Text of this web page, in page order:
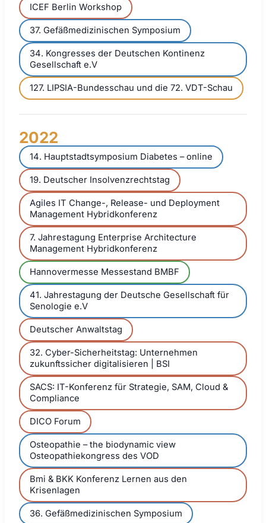
ICEF Berlin Workshop
37. Gefäßmedizinischen Symposium
34. Kongresses der Deutschen Kontinenz
Gesellschaft e.V
127. LIPSIA-Bundesschau und die 72. VDT-Schau
2022
14. Hauptstadtsymposium Diabetes – online
19. Deutscher Insolvenzrechtstag
Agiles IT Change-, Release- und Deployment
Management Hybridkonferenz
7. Jahrestagung Enterprise Architecture
Management Hybridkonferenz
Hannovermesse Messestand BMBF
41. Jahrestagung der Deutsche Gesellschaft für
Senologie e.V
Deutscher Anwaltstag
32. Cyber-Sicherheitstag: Unternehmen
zukunftssicher digitalisieren | BSI
SACS: IT-Konferenz für Strategie, SAM, Cloud &
Compliance
DICO Forum
Osteopathie – the biodynamic view
Osteopathiekongress des VOD
Bmi & BKK Konferenz Lernen aus den
Krisenlagen
36. Gefäßmedizinischen Symposium